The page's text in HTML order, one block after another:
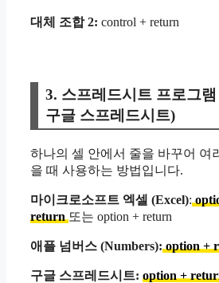
대체 조합 2: control + return
3. 스프레드시트 프로그
구글 스프레드시트)
하나의 셀 안에서 줄을 바꾸어 여
을 때 사용하는 방법입니다.
마이크로소프트 엑셀 (Excel):
return 또는 option + return
애플 넘버스 (Numbers):option +
구글 스프레드시트: option +